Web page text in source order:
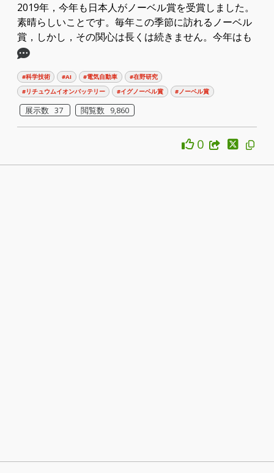
2019年，今年も日本人がノーベル賞を受賞しました。
素晴らしいことです。毎年この季節に訪れるノーベル
賞，しかし，その関心は長くは続きません。今年はも
#科学技術 #AI #電気自動車
#在野研究
#リチュウムイオンバッテリー
#イグノーベル賞 #ノーベル賞
展示数 37 閲覧数 9,860
0